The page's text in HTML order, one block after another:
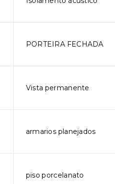
PORTEIRA FECHADA
Vista permanente
armarios planejados
piso porcelanato